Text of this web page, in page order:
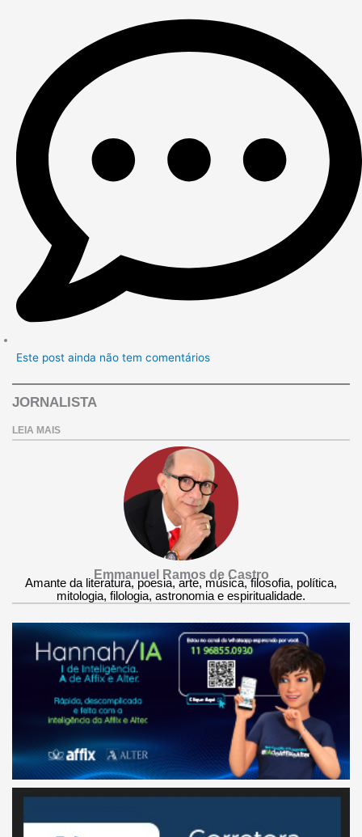
Este post ainda não tem comentários
JORNALISTA
LEIA MAIS
Emmanuel Ramos de Castro
Amante da literatura, poesia, arte, música, filosofia, política,
mitologia, filologia, astronomia e espiritualidade.